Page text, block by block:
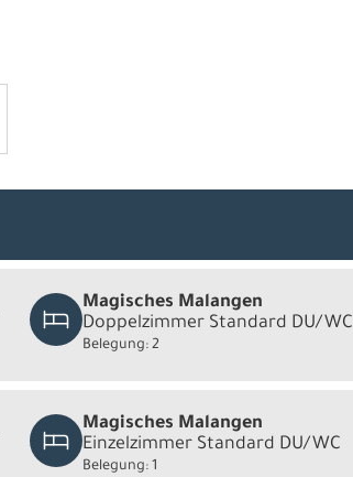
Magisches Malangen
Doppelzimmer Standard DU/WC
Belegung: 2
Magisches Malangen
Einzelzimmer Standard DU/WC
Belegung: 1